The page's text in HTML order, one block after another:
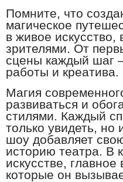
Помните, что
магическое
в живое
зрителями. От
сцены каждый шаг
работы и креатива.
Магия
развиваться и
стилями. Каждый
только увидеть, но
шоу добавляет
историю театра. В
искусстве,
которые он